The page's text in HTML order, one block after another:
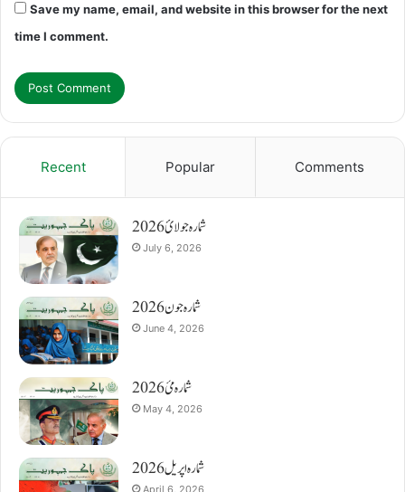
Save my name, email, and website in this browser for the next
time I comment.
Recent Popular Comments
شمارہ جولائ 2026
July 6, 2026
شمارہ جون 2026
June 4, 2026
شمارہ مئ 2026
May 4, 2026
شمارہ اپریل 2026
April 6, 2026